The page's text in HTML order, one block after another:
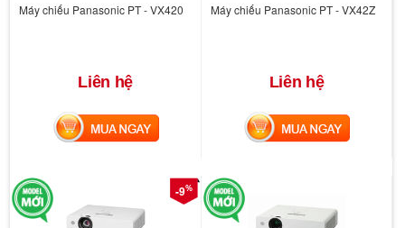
Máy chiếu Panasonic PT - VX420
Liên hệ
MUA NGAY
Máy chiếu Panasonic PT - VX42Z
Liên hệ
MUA NGAY
-9%